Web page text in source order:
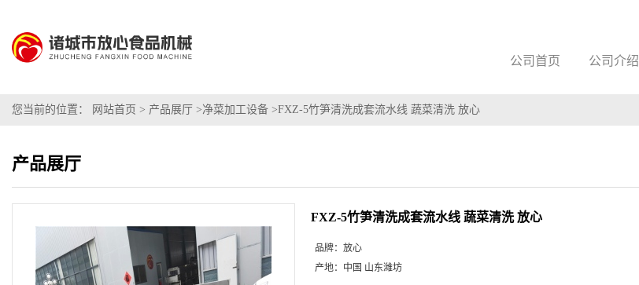
公司首页 公司介绍
您当前的位置： 网站首页 > 产品展厅 >净菜加工设备 >FXZ-5竹笋清洗成套流水线 蔬菜清洗 放心
产品展厅
FXZ-5竹笋清洗成套流水线 蔬菜清洗 放心
品牌： 放心
产地： 中国 山东潍坊